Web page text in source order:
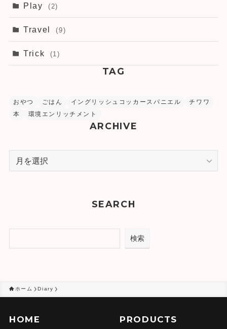
Play (2)
Travel (9)
Trick (1)
TAG
おやつ ごはん イングリッシュコッカースパニエル
チワワ
本
環境エンリッチメント
ARCHIVE
ー
SEARCH
検索
ホーム Diary
HOME PRODUCTS